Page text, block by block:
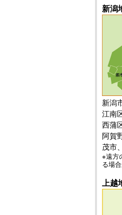
新潟
新潟
江南
西蒲
阿賀
茂市
※遠方
る場
上越